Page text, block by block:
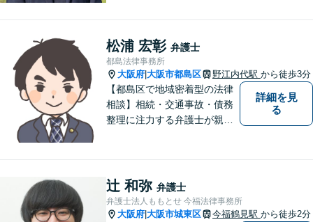
【高倉町三丁目バス停徒歩１
分】【当日・夜間・休日相談
可】刑事事件/相続問題/離婚問
題など経験と知識をもとに、
依頼者様の不安を解消し、問
題解決へ導きます
松浦 宏彰 弁護士
都島法律事務所
大阪府 大阪市都島区 野江内代駅 から徒歩3分
【都島区で地域密着型の法律
相談】相続・交通事故・債務
整理に注力する弁護士が親身
様、まずはお気軽にご連絡く
ださい。初回面談予約受付中
詳細を見
る
辻 和弥 弁護士
弁護士法人ももとせ 今福法律事務所
大阪府 大阪市城東区 今福鶴見駅 から徒歩2分